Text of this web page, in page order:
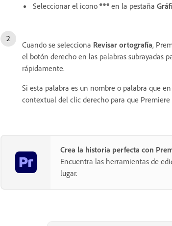
Seleccionar el icono
en la pestaña
Cuando se selecciona Revisar ortografía,
el botón derecho en las palabras subrayadas
rápidamente.
Si esta palabra es un nombre o palabra que
contextual del clic derecho para que
Crea la historia perfecta con
Encuentra las herramientas de
lugar.